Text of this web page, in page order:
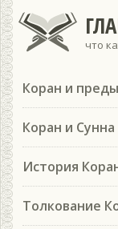
что
Коран и
Коран и Сунна
История
Толкование